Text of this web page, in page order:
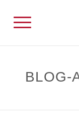
BLOG-